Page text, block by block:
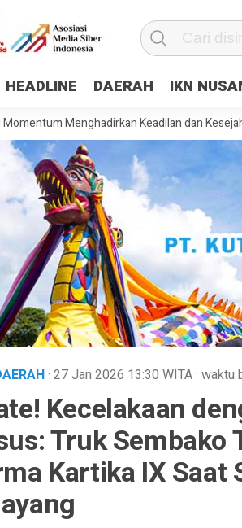
HEADLINE DAERAH IKN
Menghadirkan Keadilan dan Kesejahteraan
· 27 Jan 2026 13:30 WITA· waktu
Kecelakaan
Truk Sembako
Kartika IX Saat